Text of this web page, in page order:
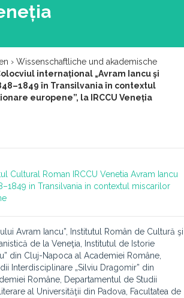
› Wissenschaftliche und akademische
internațional „Avram Iancu şi
în Transilvania în contextul
europene”, la IRCCU Veneția
Cultural Roman IRCCU Venetia Avram Iancu
in Transilvania in contextul miscarilor
Avram Iancu”, Institutul Român de Cultură şi
de la Veneţia, Institutul de Istorie
din Cluj-Napoca al Academiei Române,
Interdisciplinare „Silviu Dragomir” din
Române, Departamentul de Studii
al Universităţii din Padova, Facultatea de